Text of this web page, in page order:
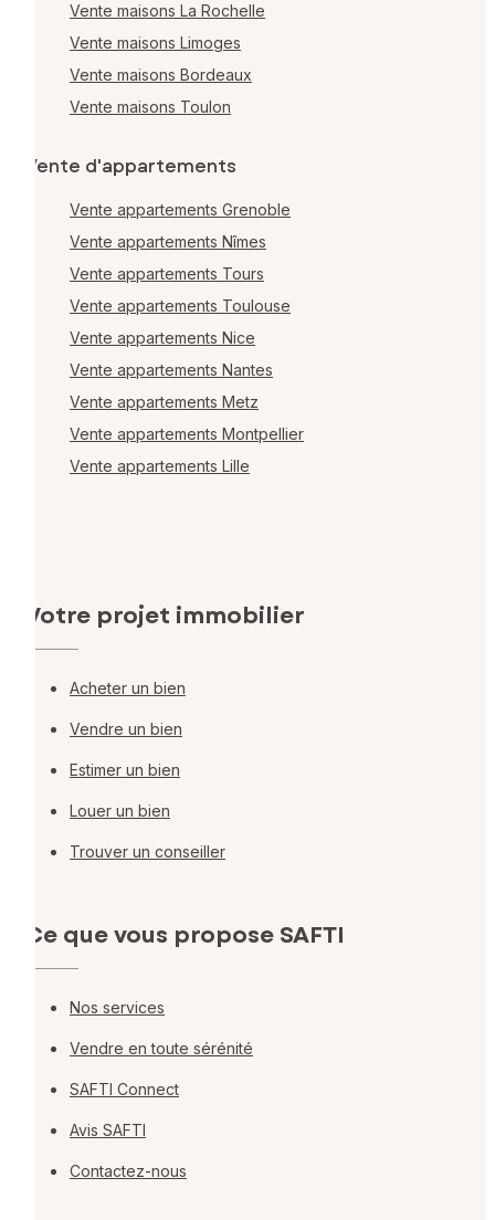
Vente maisons La Rochelle
Vente maisons Limoges
Vente maisons Bordeaux
Vente maisons Toulon
Vente d'appartements
Vente appartements Grenoble
Vente appartements Nîmes
Vente appartements Tours
Vente appartements Toulouse
Vente appartements Nice
Vente appartements Nantes
Vente appartements Metz
Vente appartements Montpellier
Vente appartements Lille
Votre projet immobilier
Acheter un bien
Vendre un bien
Estimer un bien
Louer un bien
Trouver un conseiller
Ce que vous propose SAFTI
Nos services
Vendre en toute sérénité
SAFTI Connect
Avis SAFTI
Contactez-nous